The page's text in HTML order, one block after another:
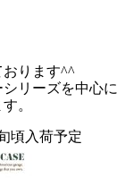
おります^^
リーズを中心に
。
頃入荷予定